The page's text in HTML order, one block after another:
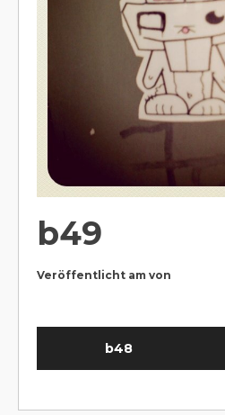
b49
Veröffentlicht am von
b48